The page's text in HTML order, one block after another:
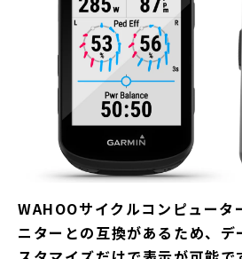
WAHOOサイクルコンピュータ
ニターとの互換があるため、デ